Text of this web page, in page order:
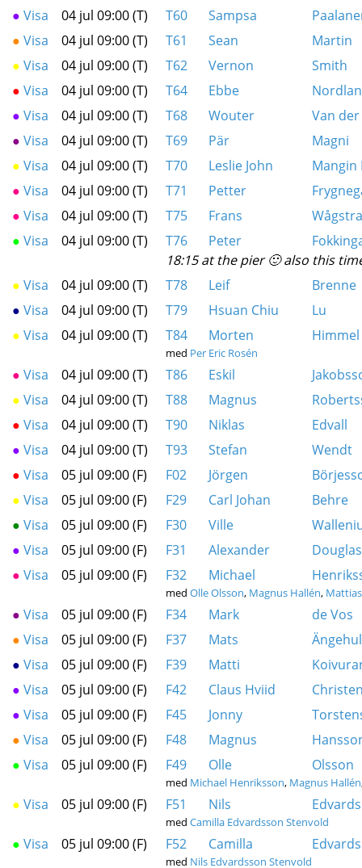
● Visa 04 jul 09:00 (T) T60 Sampsa
● Visa 04 jul 09:00 (T) T61 Sean
Martin
● Visa 04 jul 09:00 (T) T62 Vernon
Smith
● Visa 04 jul 09:00 (T) T64 Ebbe
● Visa 04 jul 09:00 (T) T68 Wouter
Van
● Visa 04 jul 09:00 (T) T69 Pär
Magni
● Visa 04 jul 09:00 (T) T70 Leslie John
Mangin
● Visa 04 jul 09:00 (T) T71 Petter
● Visa 04 jul 09:00 (T) T75 Frans
● Visa 04 jul 09:00 (T) T76 Peter
18:15 at the pier 🙂 also this
● Visa 04 jul 09:00 (T) T78 Leif
Brenne
● Visa 04 jul 09:00 (T) T79 Hsuan Chiu
Lu
● Visa 04 jul 09:00 (T) T84 Morten Himmel
med Per Eric Rosén
● Visa 04 jul 09:00 (T) T86 Eskil
● Visa 04 jul 09:00 (T) T88 Magnus
● Visa 04 jul 09:00 (T) T90 Niklas
Edvall
● Visa 04 jul 09:00 (T) T93 Stefan
Wendt
● Visa 05 jul 09:00 (F) F02 Jörgen
● Visa 05 jul 09:00 (F) F29 Carl Johan
Behre
● Visa 05 jul 09:00 (F) F30 Ville
● Visa 05 jul 09:00 (F) F31 Alexander
Douglas
● Visa 05 jul 09:00 (F) F32 Michael
med Olle Olsson, Magnus Hallén,
● Visa 05 jul 09:00 (F) F34 Mark
de Vos
● Visa 05 jul 09:00 (F) F37 Mats
● Visa 05 jul 09:00 (F) F39 Matti
● Visa 05 jul 09:00 (F) F42 Claus Hviid
● Visa 05 jul 09:00 (F) F45 Jonny
● Visa 05 jul 09:00 (F) F48 Magnus
● Visa 05 jul 09:00 (F) F49 Olle Olsson
med Michael Henriksson, Magnus Hallén
● Visa 05 jul 09:00 (F) F51 Nils
med Camilla Edvardsson Stenvold
● Visa 05 jul 09:00 (F) F52 Camilla
med Nils Edvardsson Stenvold